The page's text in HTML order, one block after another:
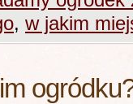
, w jakim